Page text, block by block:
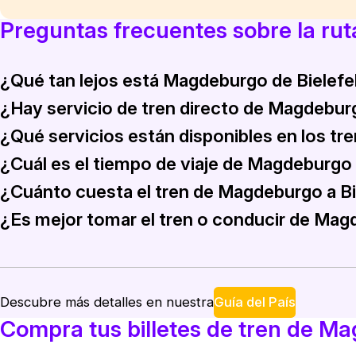
Preguntas frecuentes sobre la
¿Qué tan lejos está Magdeburgo de
La distancia recorrida por tren de Magdeburgo a Bielefeld
¿Hay servicio de tren directo de
Sí, hay servicios de tren directos disponibles de
¿Qué servicios están disponibles en los
Los trenes que operan entre Magdeburgo y Bielefeld
¿Cuál es el tiempo de viaje de
El viaje en tren de Magdeburgo a Bielefeld suele tardar
¿Cuánto cuesta el tren de Magdeburgo a
El tren de Magdeburgo a Bielefeld suele costar entre 40
¿Es mejor tomar el tren o conducir de
Descubre más detalles en nuestraGuía del País
Compra tus billetes de tren de